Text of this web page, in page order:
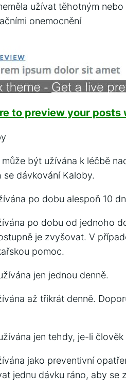
užívat těhotným
onemocnění
to preview your posts
být užívána k léčbě
dávkování Kaloby.
po dobu alespoň 10
po dobu od jednoho
je zvyšovat. V
pomoc.
jen jednou denně.
až třikrát denně.
jen tehdy, je-li člověk
jako preventivní
jednu dávku ráno, aby se